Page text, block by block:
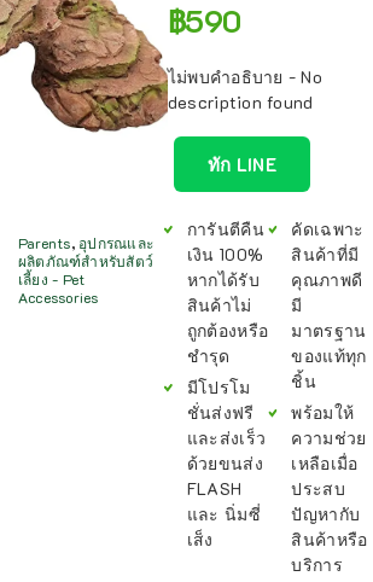
Parents, อุปกรณและ
ผลิตภัณฑ์สำหรับสัตว์
เลี้ยง - Pet
Accessories
฿590
ไม่พบคำอธิบาย - No
description found
ทัก LINE
การันตีคืน
เงิน 100%
หากได้รับ
สินค้าไม่
ถูกต้องหรือ
ชำรุด
มีโปรโม
ชั่นส่งฟรี
และส่งเร็ว
ด้วยขนส่ง
FLASH
และ นิ่มซี่
เส็ง
คัดเฉพาะ
สินค้าที่มี
คุณภาพดี
มี
มาตรฐาน
ของแท้ทุก
ชิ้น
พร้อมให้
ความช่วย
เหลือเมื่อ
ประสบ
ปัญหากับ
สินค้าหรือ
บริการ